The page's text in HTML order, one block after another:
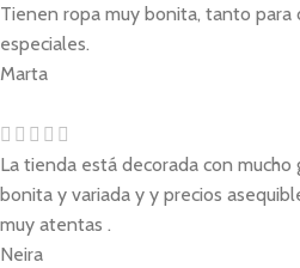
Tienen ropa muy bonita, tanto para
especiales.
Marta
La tienda está decorada con
bonita y variada y y precios
muy atentas .
Neira